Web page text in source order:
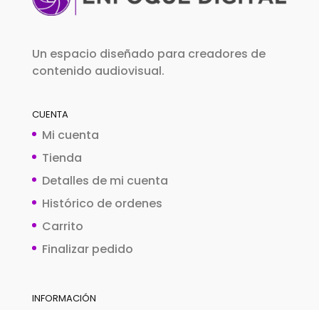
Un espacio diseñado para creadores de
contenido audiovisual.
CUENTA
Mi cuenta
Tienda
Detalles de mi cuenta
Histórico de ordenes
Carrito
Finalizar pedido
INFORMACIÓN